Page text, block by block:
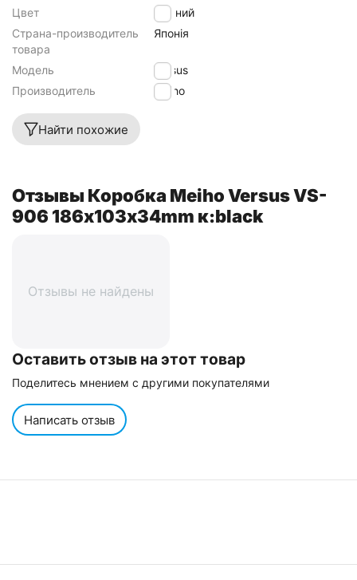
Цвет
Чорний
Страна-производитель
товара
Японія
Модель
Versus
Производитель
Meiho
Найти похожие
Отзывы Коробка Meiho Versus VS-
906 186х103х34mm к:black
Отзывы не найдены
Оставить отзыв на этот товар
Поделитесь мнением с другими покупателями
Написать отзыв